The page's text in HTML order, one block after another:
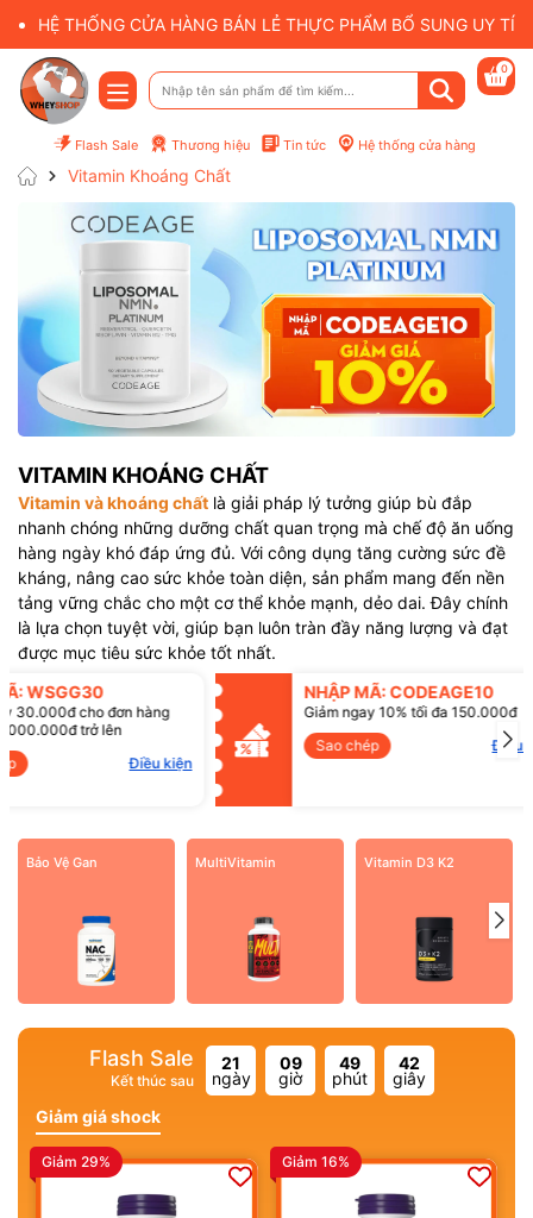
HỆ THỐNG CỬA HÀNG BÁN LẺ THỰC PHẨM BỔ SUNG UY
Flash Sale Thương hiệu Tin tức Hệ thống cửa hàng
0
Vitamin Khoáng Chất
VITAMIN KHOÁNG CHẤT
Vitamin và khoáng chất là giải pháp lý tưởng giúp bù đắp
nhanh chóng những dưỡng chất quan trọng mà chế độ ăn uống
hàng ngày khó đáp ứng đủ. Với công dụng tăng cường sức đề
kháng, nâng cao sức khỏe toàn diện, sản phẩm mang đến nền
tảng vững chắc cho một cơ thể khỏe mạnh, dẻo dai. Đây chính
là lựa chọn tuyệt vời, giúp bạn luôn tràn đầy năng lượng và đạt
được mục tiêu sức khỏe tốt nhất.
NHẬP MÃ: WSGG30
Giảm ngay 30.000đ cho đơn hàng
bất kì từ 1.000.000đ trở lên
Điều kiện
NHẬP MÃ:
Giảm ngay 10%
Mã giảm giá:
Bảo Vệ Gan MultiVitamin Vitamin D3 K2
Flash Sale
Kết thúc sau
21
ngày
09
giờ
49
phút
41
giây
Giảm giá shock
Giảm 29% Giảm 16%